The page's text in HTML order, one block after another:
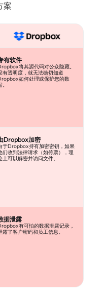
案
有软件
将其源代码对公众隐藏。
有透明度，就无法确切知道
如何处理或保护您的数
Dropbox加密
于Dropbox持有加密密钥，如果
们收到法律请求（如传票），理
上可以解密并访问文件。
据泄露
有可怕的数据泄露记录，
露了客户密码和员工信息。